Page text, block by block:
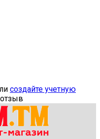
создайте учетную